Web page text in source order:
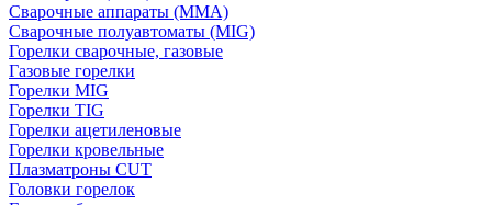
Сварочные аппараты (MMA)
Сварочные полуавтоматы (MIG)
Горелки сварочные, газовые
Газовые горелки
Горелки MIG
Горелки TIG
Горелки ацетиленовые
Горелки кровельные
Плазматроны CUT
Головки горелок